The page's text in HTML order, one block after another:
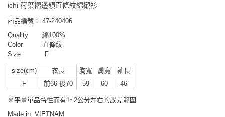
ichi 荷葉褶邊領直條紋綿襯衫
商品編號： 47-240406
Quality 綿100%
Color 直條紋
Size F
size(cm) 衣長 胸寬 肩寬
袖長
F
前66 後70 59 60 46
※平量單品特性而有1~2公分左右的誤差範圍
Made in VIETNAM